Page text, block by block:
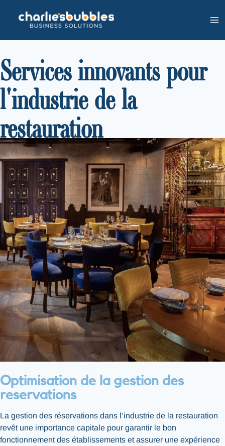
Services innovants pour
l'industrie de la
restauration
Optimisation de la gestion des
reservations
La gestion des réservations dans l’industrie de la restauration
revêt une importance capitale pour garantir le bon
fonctionnement des établissements et assurer une expérience